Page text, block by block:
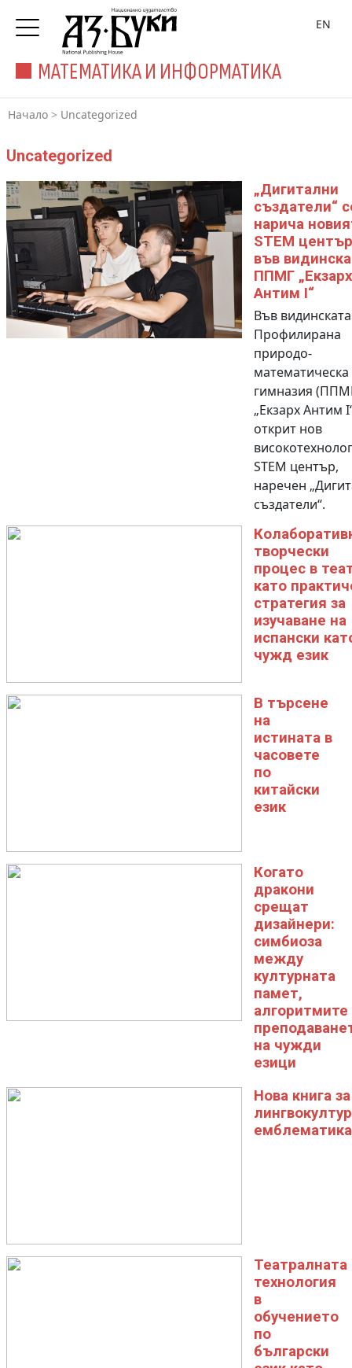
МАТЕМАТИКА И ИНФОРМАТИКА
EN
Начало > Uncategorized
Uncategorized
„Дигитални
създатели“
нарича
STEM център
във
ППМГ „Екзарх
Антим I“
Във видинската
Профилирана
природо-
математическа
гимназия
„Екзарх Антим
открит нов
STEM център,
наречен
създатели“.
творчески
процес в
като
стратегия за
изучаване на
испански
чужд език
В търсене
на
истината в
часовете
по
китайски
език
Когато
дракони
срещат
дизайнери:
симбиоза
между
културната
памет,
алгоритмите
на чужди
езици
Нова книга за
емблематика
Театралната
технология
в
обучението
по
български